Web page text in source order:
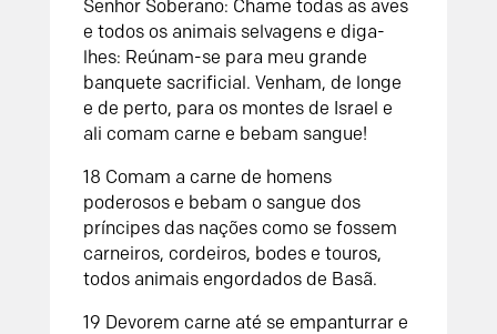
Senhor Soberano: Chame todas as aves
e todos os animais selvagens e diga-
lhes: Reúnam-se para meu grande
banquete sacrificial. Venham, de longe
e de perto, para os montes de Israel e
ali comam carne e bebam sangue!
18 Comam a carne de homens
poderosos e bebam o sangue dos
príncipes das nações como se fossem
carneiros, cordeiros, bodes e touros,
todos animais engordados de Basã.
19 Devorem carne até se empanturrar e